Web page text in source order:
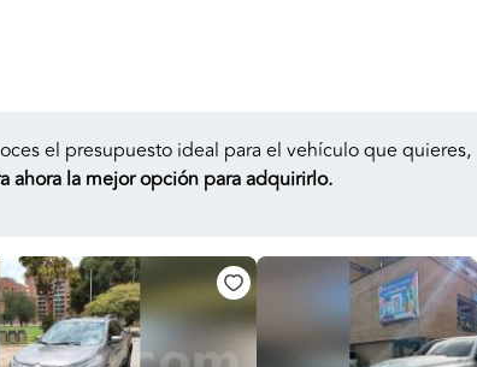
el presupuesto ideal para el vehículo que quieres,
ahora la mejor opción para adquirirlo.